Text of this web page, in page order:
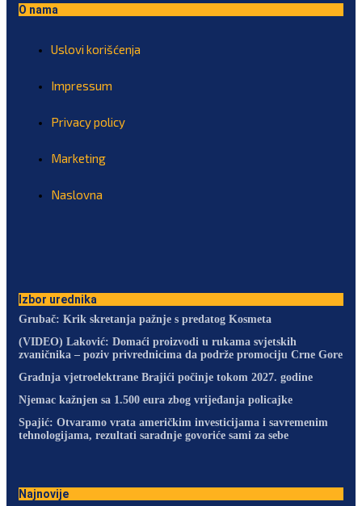
O nama
Uslovi korišćenja
Impressum
Privacy policy
Marketing
Naslovna
Izbor urednika
Grubač: Krik skretanja pažnje s predatog Kosmeta
(VIDEO) Laković: Domaći proizvodi u rukama svjetskih
zvaničnika – poziv privrednicima da podrže promociju Crne Gore
Gradnja vjetroelektrane Brajići počinje tokom 2027. godine
Njemac kažnjen sa 1.500 eura zbog vrijeđanja policajke
Spajić: Otvaramo vrata američkim investicijama i savremenim
tehnologijama, rezultati saradnje govoriće sami za sebe
Najnovije